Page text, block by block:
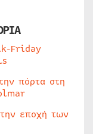
Friday
πόρτα στη
εποχή των